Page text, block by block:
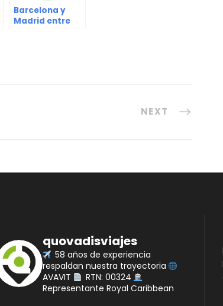
Barcelona y
Madrid entre
NEXT
quovadisviajes
58 años de experiencia
respaldan nuestra trayectoria
AVAVIT
RTN: 00324
Representante Royal Caribbean